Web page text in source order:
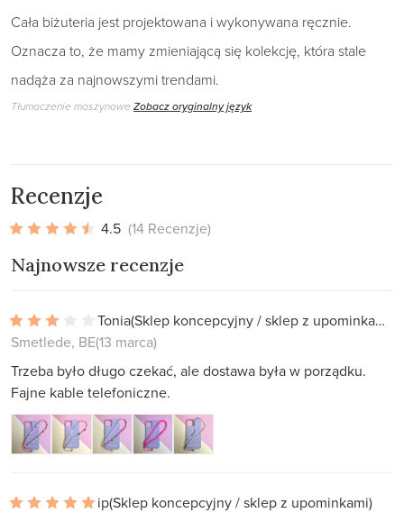
Cała biżuteria jest projektowana i wykonywana ręcznie.
Oznacza to, że mamy zmieniającą się kolekcję, która stale
nadąża za najnowszymi trendami.
Tłumaczenie maszynowe Zobacz oryginalny język
Recenzje
4.5 (14 Recenzje)
Najnowsze recenzje
Tonia
(Sklep koncepcyjny / sklep z upominkami)
Smetlede, BE(13 marca)
Trzeba było długo czekać, ale dostawa była w porządku.
Fajne kable telefoniczne.
ip(Sklep koncepcyjny / sklep z upominkami)